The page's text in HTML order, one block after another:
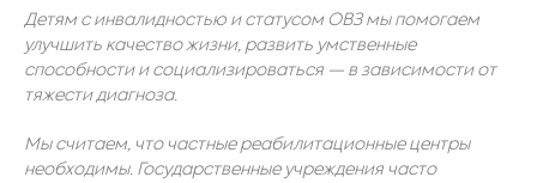
Детям с инвалидностью и статусом ОВЗ мы помогаем
улучшить качество жизни, развить умственные
способности и социализироваться — в зависимости от
тяжести диагноза.
Мысчитаем, что частные реабилитационные центры
необходимы. Государственные учреждения часто